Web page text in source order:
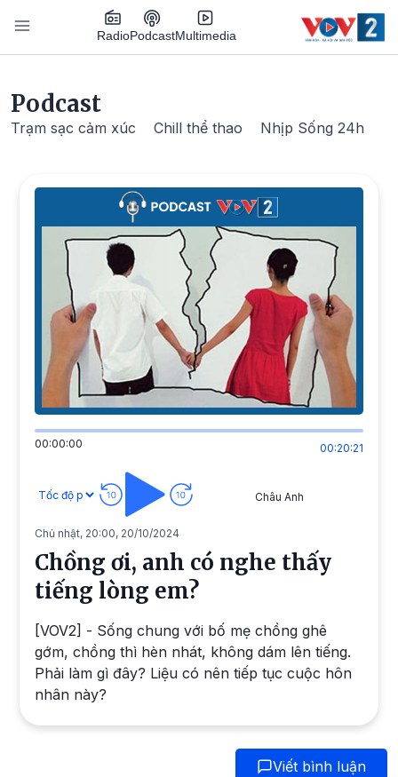
Nhảy đến nội dung
RadioPodcastMultimedia
Podcast
Trạm sạc cảm xúc Chill thể thao Nhịp Sống 24h
00:00:00 00:20:21
Châu Anh
Chủ nhật, 20:00, 20/10/2024
Chồng ơi, anh có nghe thấy
tiếng lòng em?
[VOV2] - Sống chung với bố mẹ chồng ghê
gớm, chồng thì hèn nhát, không dám lên tiếng.
Phải làm gì đây? Liệu có nên tiếp tục cuộc hôn
nhân này?
Viết bình luận